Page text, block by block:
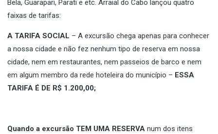
Bela, Guarapari, Parati e etc. Arraial do Cabo lançou quatro
faixas de tarifas:
A TARIFA SOCIAL – A excursão chega apenas para conhecer
a nossa cidade e não fez nenhum tipo de reserva em nossa
cidade, nem em restaurantes, nem passeios de barco e nem
em algum membro da rede hoteleira do município – ESSA
TARIFA É DE R$ 1.200,00;
Quando a excursão TEM UMA RESERVA num dos itens